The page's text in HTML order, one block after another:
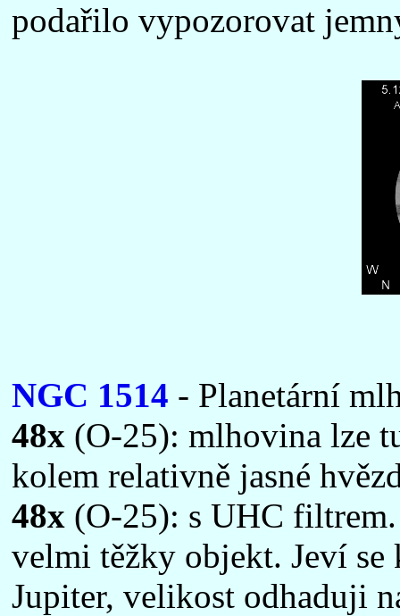
podařilo vypozorovat
NGC 1514 - Planetární
48x (O-25): mlhovina lze
kolem relativně jasné
48x (O-25): s UHC
velmi těžky objekt. Jeví se
Jupiter, velikost odhaduji